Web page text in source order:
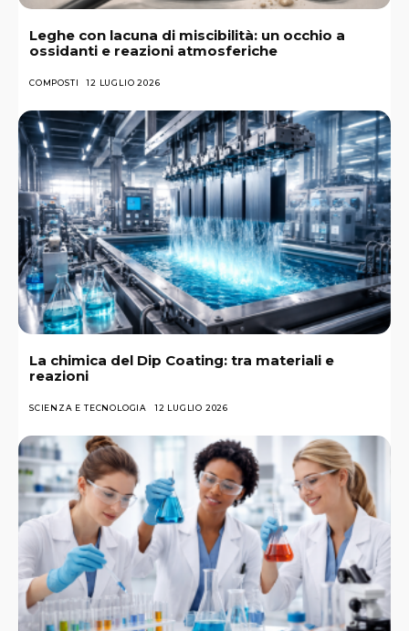
Leghe con lacuna di miscibilità: un occhio a
ossidanti e reazioni atmosferiche
COMPOSTI 12 LUGLIO 2026
La chimica del Dip Coating: tra materiali e
reazioni
SCIENZA E TECNOLOGIA 12 LUGLIO 2026